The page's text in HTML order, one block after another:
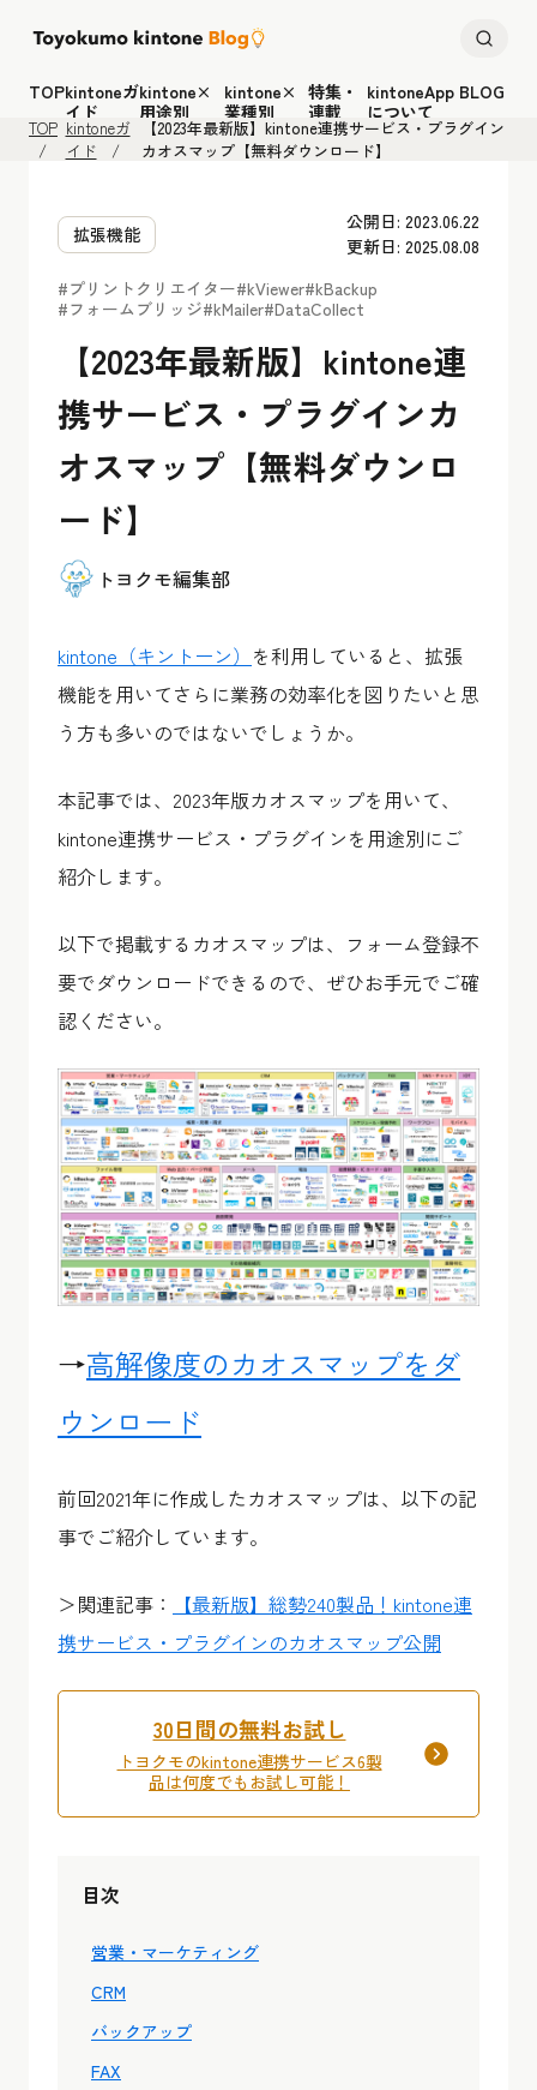
TOPkintoneガ
イド
kintone×
用途別
kintone×
業種別
特集・
連載
kintoneApp BLOG
について
TOP kintoneガ
イド
【2023年最新版】kintone連携サービス・プラグイン
カオスマップ【無料ダウンロード】
拡張機能
公開日: 2023.06.22
更新日: 2025.08.08
#プリントクリエイター#kViewer#kBackup
#フォームブリッジ#kMailer#DataCollect
【2023年最新版】kintone連
携サービス・プラグインカ
オスマップ【無料ダウンロ
ード】
トヨクモ編集部
kintone（キントーン） を利用していると、拡張
機能を用いてさらに業務の効率化を図りたいと思
う方も多いのではないでしょうか。
本記事では、2023年版カオスマップを用いて、
kintone連携サービス・プラグインを用途別にご
紹介します。
以下で掲載するカオスマップは、フォーム登録不
要でダウンロードできるので、ぜひお手元でご確
認ください。
→高解像度のカオスマップをダ
ウンロード
前回2021年に作成したカオスマップは、以下の記
事でご紹介しています。
＞関連記事：
【最新版】総勢240製品！kintone連
携サービス・プラグインのカオスマップ公開
30日間の無料お試し
トヨクモのkintone連携サービス6製
品は何度でもお試し可能！
目次
営業・マーケティング
CRM
バックアップ
FAX